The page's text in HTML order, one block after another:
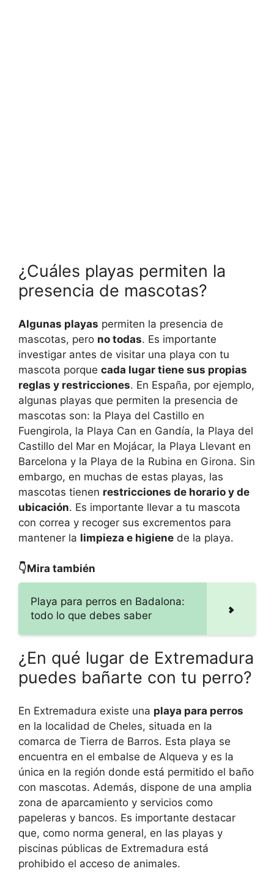
¿Cuáles playas permiten la
presencia de mascotas?
Algunas playas permiten la presencia de
mascotas, pero no todas. Es importante
investigar antes de visitar una playa con tu
mascota porque cada lugar tiene sus propias
reglas y restricciones. En España, por ejemplo,
algunas playas que permiten la presencia de
mascotas son: la Playa del Castillo en
Fuengirola, la Playa Can en Gandía, la Playa del
Castillo del Mar en Mojácar, la Playa Llevant en
Barcelona y la Playa de la Rubina en Girona. Sin
embargo, en muchas de estas playas, las
mascotas tienen restricciones de horario y de
ubicación. Es importante llevar a tu mascota
con correa y recoger sus excrementos para
mantener la limpieza e higiene de la playa.
👇Mira también
Playa para perros en Badalona:
todo lo que debes saber
¿En qué lugar de Extremadura
puedes bañarte con tu perro?
En Extremadura existe una playa para perros
en la localidad de Cheles, situada en la
comarca de Tierra de Barros. Esta playa se
encuentra en el embalse de Alqueva y es la
única en la región donde está permitido el baño
con mascotas. Además, dispone de una amplia
zona de aparcamiento y servicios como
papeleras y bancos. Es importante destacar
que, como norma general, en las playas y
piscinas públicas de Extremadura está
prohibido el acceso de animales.